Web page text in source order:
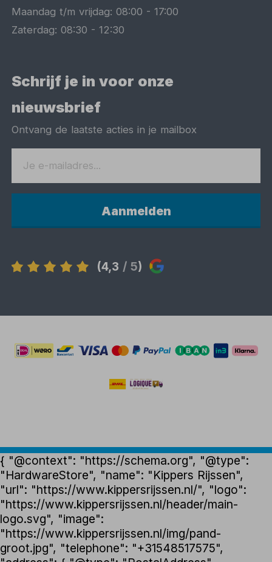
Maandag t/m vrijdag:08:00 -17:00
Zaterdag:08:30 -12:30
Schrijf je in voor onze
nieuwsbrief
Ontvang de laatste acties in je mailbox
Aanmelden
(4,3 / 5)
{ "@context": "https://schema.org", "@type":
"HardwareStore", "name": "Kippers Rijssen",
"url": "https://www.kippersrijssen.nl/", "logo":
"https://www.kippersrijssen.nl/header/main-
logo.svg", "image":
"https://www.kippersrijssen.nl/img/pand-
groot.jpg", "telephone": "+31548517575",